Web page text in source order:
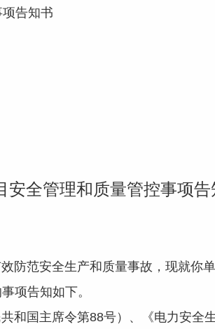
告知书
安全管理和质量管控事项告
范安全生产和质量事故，现就你
项告知如下。
国主席令第88号）、《电力安全